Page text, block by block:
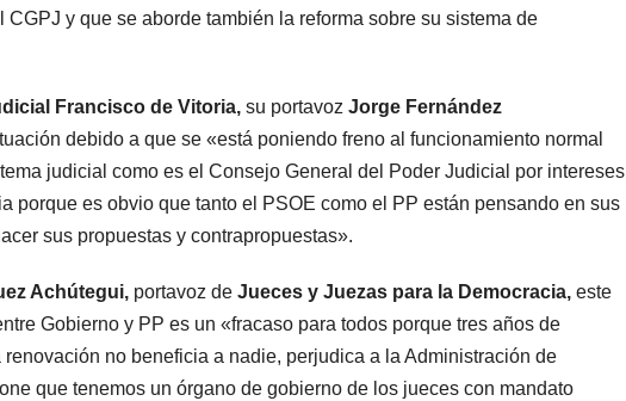
y que se aborde también la reforma sobre su sistema de
Francisco de Vitoria, su portavoz Jorge Fernández
debido a que se «está poniendo freno al funcionamiento normal
judicial como es el Consejo General del Poder Judicial por intereses
porque es obvio que tanto el PSOE como el PP están pensando en sus
sus propuestas y contrapropuestas».
Achútegui, portavoz de Jueces y Juezas para la Democracia, este
Gobierno y PP es un «fracaso para todos porque tres años de
no beneficia a nadie, perjudica a la Administración de
que tenemos un órgano de gobierno de los jueces con mandato